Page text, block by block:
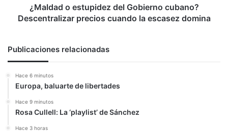
escasez
¿Maldad o estupidez del Gobierno cubano?
Descentralizar precios cuando la escasez domina
Publicaciones relacionadas
Hace 6 minutos
Europa, baluarte de libertades
Hace 9 minutos
Rosa Cullell: La ‘playlist’ de Sánchez
Hace 3 horas